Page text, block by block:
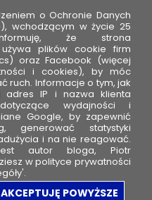
o Ochronie Danych
wchodzącym w życie 25
że strona
plików cookie firm
oraz Facebook (więcej
i cookies), by móc
ruch. Informacje o tym, jak
adres IP i nazwa klienta
wydajności i
Google, by zapewnić
generować statystyki
i na nie reagować.
autor bloga, Piotr
w polityce prywatności
AKCEPTUJĘ POWYŻSZE